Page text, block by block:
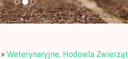
Weterynaryjne, Hodowla Zwierząt